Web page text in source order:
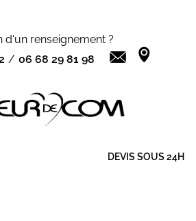
d'un renseignement ?
/ 06 68 29 81 98
DEVIS SOUS 24H